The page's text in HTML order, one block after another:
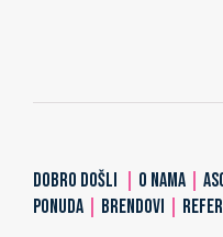
DOBRO DOŠLI O NAMA
PONUDA
BRENDOVI